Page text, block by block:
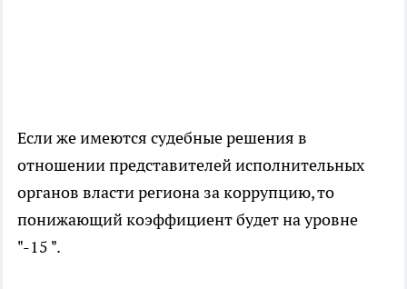
Если же имеются судебные решения в
отношении представителей исполнительных
органов власти региона за коррупцию, то
понижающий коэффициент будет на уровне
"-15 ".